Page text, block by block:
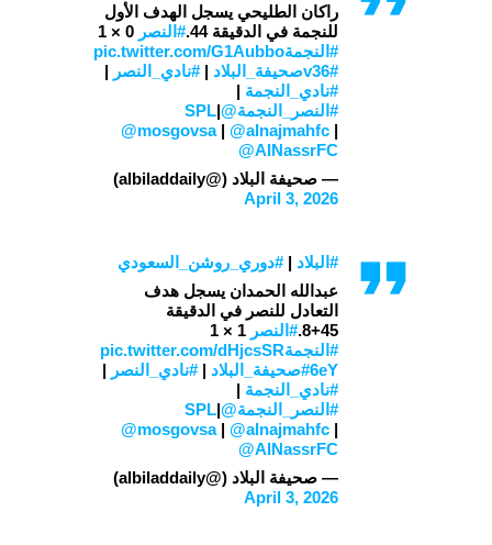
راكان الطليحي يسجل الهدف الأول
للنجمة في الدقيقة 44.
#النصر
#النجمةpic.twitter.com/G1Aubbo
v36#صحيفة_البلاد |#نادي_النصر |
#نادي_النجمة |
#النصر_النجمة@SPL
|
@mosgovsa| @alnajmahfc |
@AlNassrFC
— صحيفة البلاد (@albiladdaily)
April 3, 2026
#البلاد |#دوري_روشن_السعودي
عبدالله الحمدان يسجل هدف
التعادل للنصر في الدقيقة
45+8.
#النصر
#النجمةpic.twitter.com/dHjcsSR
6eY#صحيفة_البلاد |#نادي_النصر |
#نادي_النجمة |
#النصر_النجمة@SPL
|
@mosgovsa| @alnajmahfc |
@AlNassrFC
— صحيفة البلاد (@albiladdaily)
April 3, 2026